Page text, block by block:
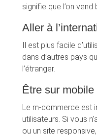
signifie que l’on vend
Aller à
Il est plus facile
dans d’autres pays
l’étranger.
Être sur mobile
Le m-commerce est
utilisateurs. Si vous
ou un site